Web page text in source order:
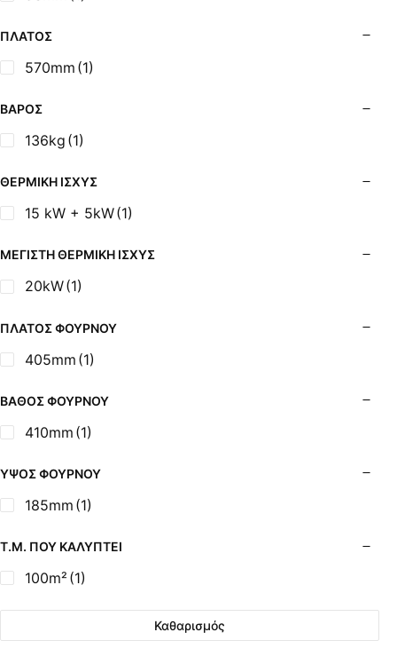
Σόμπες Ξύλου από Ατσάλι με Φούρνο
Σόμπες Πετρελαίου (Alfatherm)
Σόμπες Πετρελαίου (Assos)
Σόμπες Πετρελαίου (StarStoves)
Σόμπες Πετρελαίου (ΟΒΕΛ)
Σόμπες Πετρελαίου Αερόθερμες (Agorastos)
Σόμπες Υγραερίου
Σούβλες - Εργαλεία Ψησίματος BBQ
Σωλήνες (Μπουριά), Εξαρτήματα Σόμπας
Τζάκια - Εστίες
Ψησταριές
ΠΛΆΤΟΣ
570mm (1)
ΒΆΡΟΣ
136kg (1)
ΘΕΡΜΙΚΉ ΙΣΧΎΣ
15 kW + 5kW(1)
ΜΈΓΙΣΤΗ ΘΕΡΜΙΚΉ ΙΣΧΎΣ
20kW(1)
ΠΛΆΤΟΣ ΦΟΎΡΝΟΥ
405mm (1)
ΒΆΘΟΣ ΦΟΎΡΝΟΥ
410mm (1)
ΎΨΟΣ ΦΟΎΡΝΟΥ
185mm (1)
Τ.Μ. ΠΟΥ ΚΑΛΎΠΤΕΙ
100m² (1)
Καθαρισμός